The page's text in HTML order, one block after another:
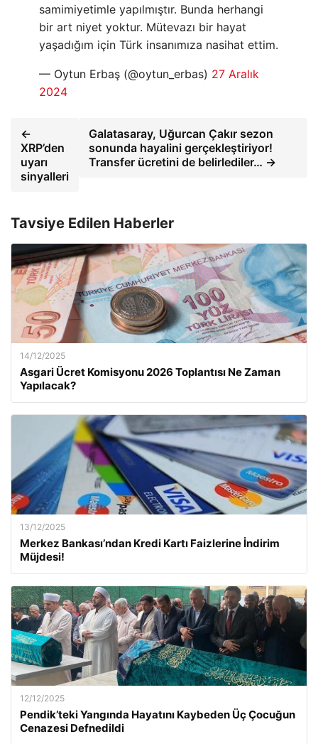
samimiyetimle yapılmıştır. Bunda herhangi
bir art niyet yoktur. Mütevazı bir hayat
yaşadığım için Türk insanımıza nasihat ettim.
— Oytun Erbaş (@oytun_erbas) 27 Aralık
2024
←
XRP’den
uyarı
sinyalleri
Galatasaray, Uğurcan Çakır sezon
sonunda hayalini gerçekleştiriyor!
Transfer ücretini de belirlediler… →
Tavsiye Edilen Haberler
14/12/2025
Asgari Ücret Komisyonu 2026 Toplantısı Ne Zaman
Yapılacak?
13/12/2025
Merkez Bankası’ndan Kredi Kartı Faizlerine İndirim
Müjdesi!
12/12/2025
Pendik’teki Yangında Hayatını Kaybeden Üç Çocuğun
Cenazesi Defnedildi